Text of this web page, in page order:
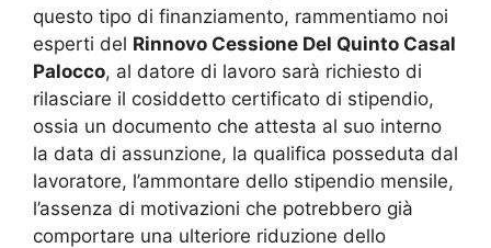
questo tipo di finanziamento, rammentiamo noi
esperti del Rinnovo Cessione Del Quinto Casal
Palocco, al datore di lavoro sarà richiesto di
rilasciare il cosiddetto certificato di stipendio,
ossia un documento che attesta al suo interno
la data di assunzione, la qualifica posseduta dal
lavoratore, l’ammontare dello stipendio mensile,
l’assenza di motivazioni che potrebbero già
comportare una ulteriore riduzione dello